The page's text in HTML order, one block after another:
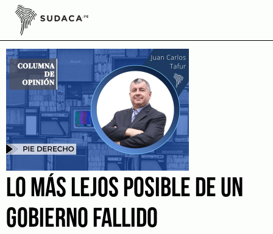
Skip
contentestáblishment
LO MÁS LEJOS POSIBLE DE UN
GOBIERNO FALLIDO